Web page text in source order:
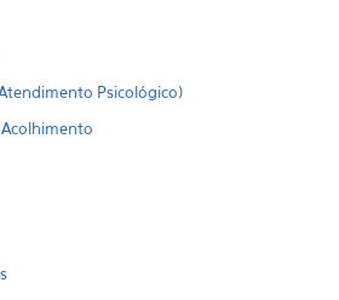
Psicológico)
Acolhimento